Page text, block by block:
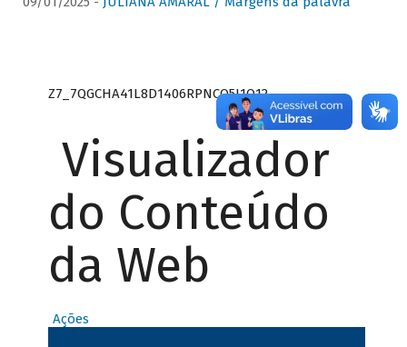
Z7_7QGCHA41L8D1406RPNCQ5J1O12
Visualizador
do Conteúdo
da Web
Ações